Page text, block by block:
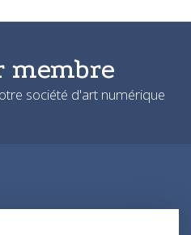
membre
société d'art numérique